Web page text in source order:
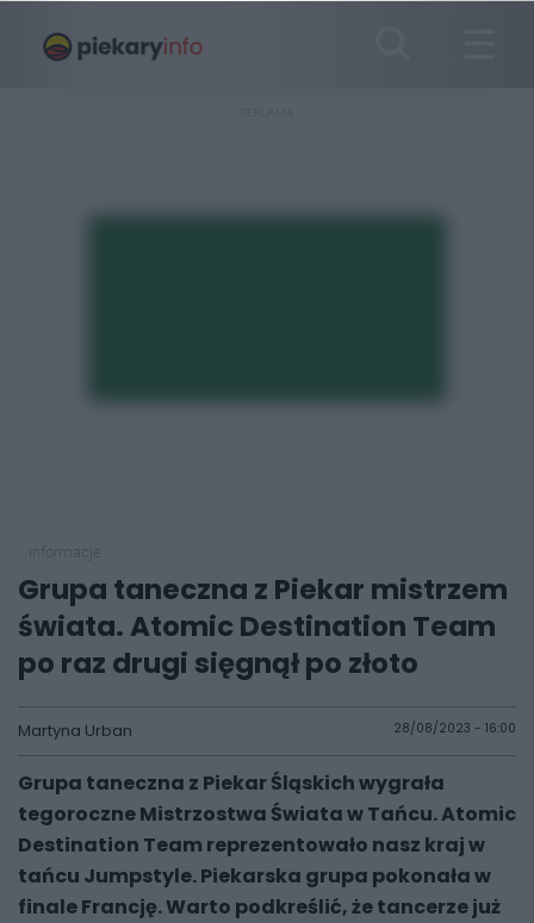
Grupa taneczna z Piekar mistrzem
świata. Atomic Destination Team
po raz drugi sięgnął po złoto
Martyna Urban 28/08/2023 - 16:00
Grupa taneczna z Piekar Śląskich wygrała
tegoroczne Mistrzostwa Świata w Tańcu. Atomic
Destination Team reprezentowało nasz kraj w
tańcu Jumpstyle. Piekarska grupa pokonała w
finale Francję. Warto podkreślić, że tancerze już